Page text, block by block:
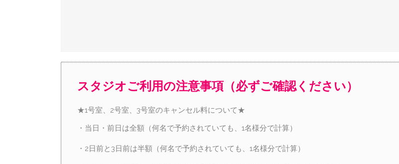
スタジオご利用の注意事項（必ずご確認ください）
★1号室、2号室、3号室のキャンセル料について★
・当日・前日は全額（何名で予約されていても、1名様分で計算）
・2日前と3日前は半額（何名で予約されていても、1名様分で計算）